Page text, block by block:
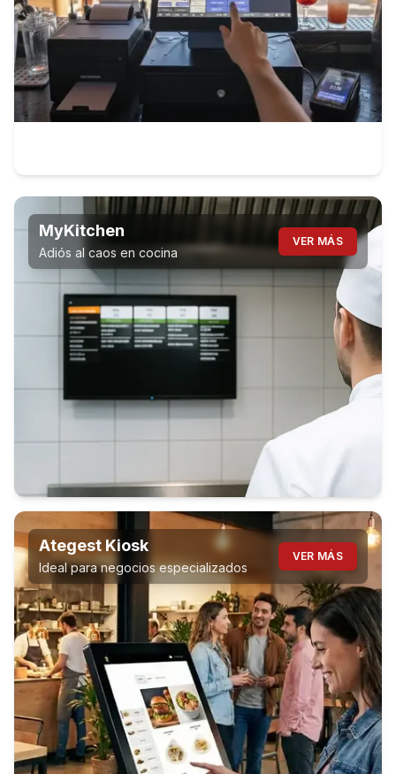
MyKitchen
Adiós al caos en cocina
VER MÁS
Ategest Kiosk
Ideal para negocios especializados
VER MÁS